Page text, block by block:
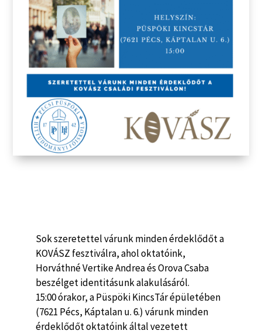
Sok szeretettel várunk minden érdeklődőt a
KOVÁSZ fesztiválra, ahol oktatóink,
Horváthné Vertike Andrea és Orova Csaba
beszélget identitásunk alakulásáról.
15:00 órakor, a Püspöki KincsTár épületében
(7621 Pécs, Káptalan u. 6.) várunk minden
érdeklődőt oktatóink által vezetett